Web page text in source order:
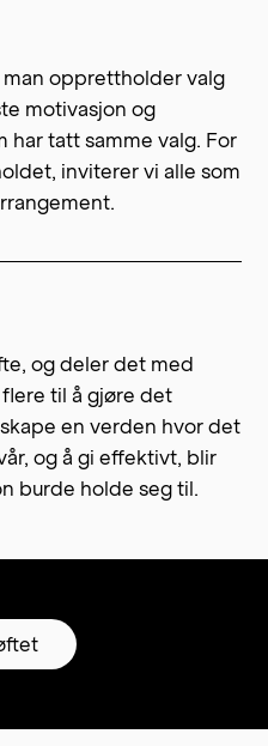
man opprettholder valg
motivasjon og
har tatt samme valg. For
inviterer vi alle som
og deler det med
til å gjøre det
en verden hvor det
og å gi effektivt, blir
burde holde seg til.